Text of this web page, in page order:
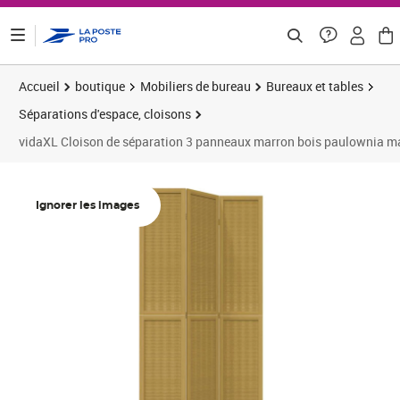
Accueil boutique Mobiliers de bureau
Bureaux et tables
Séparations d'espace, cloisons
vidaXL Cloison de séparation 3 panneaux marron bois paulownia
Ignorer les images